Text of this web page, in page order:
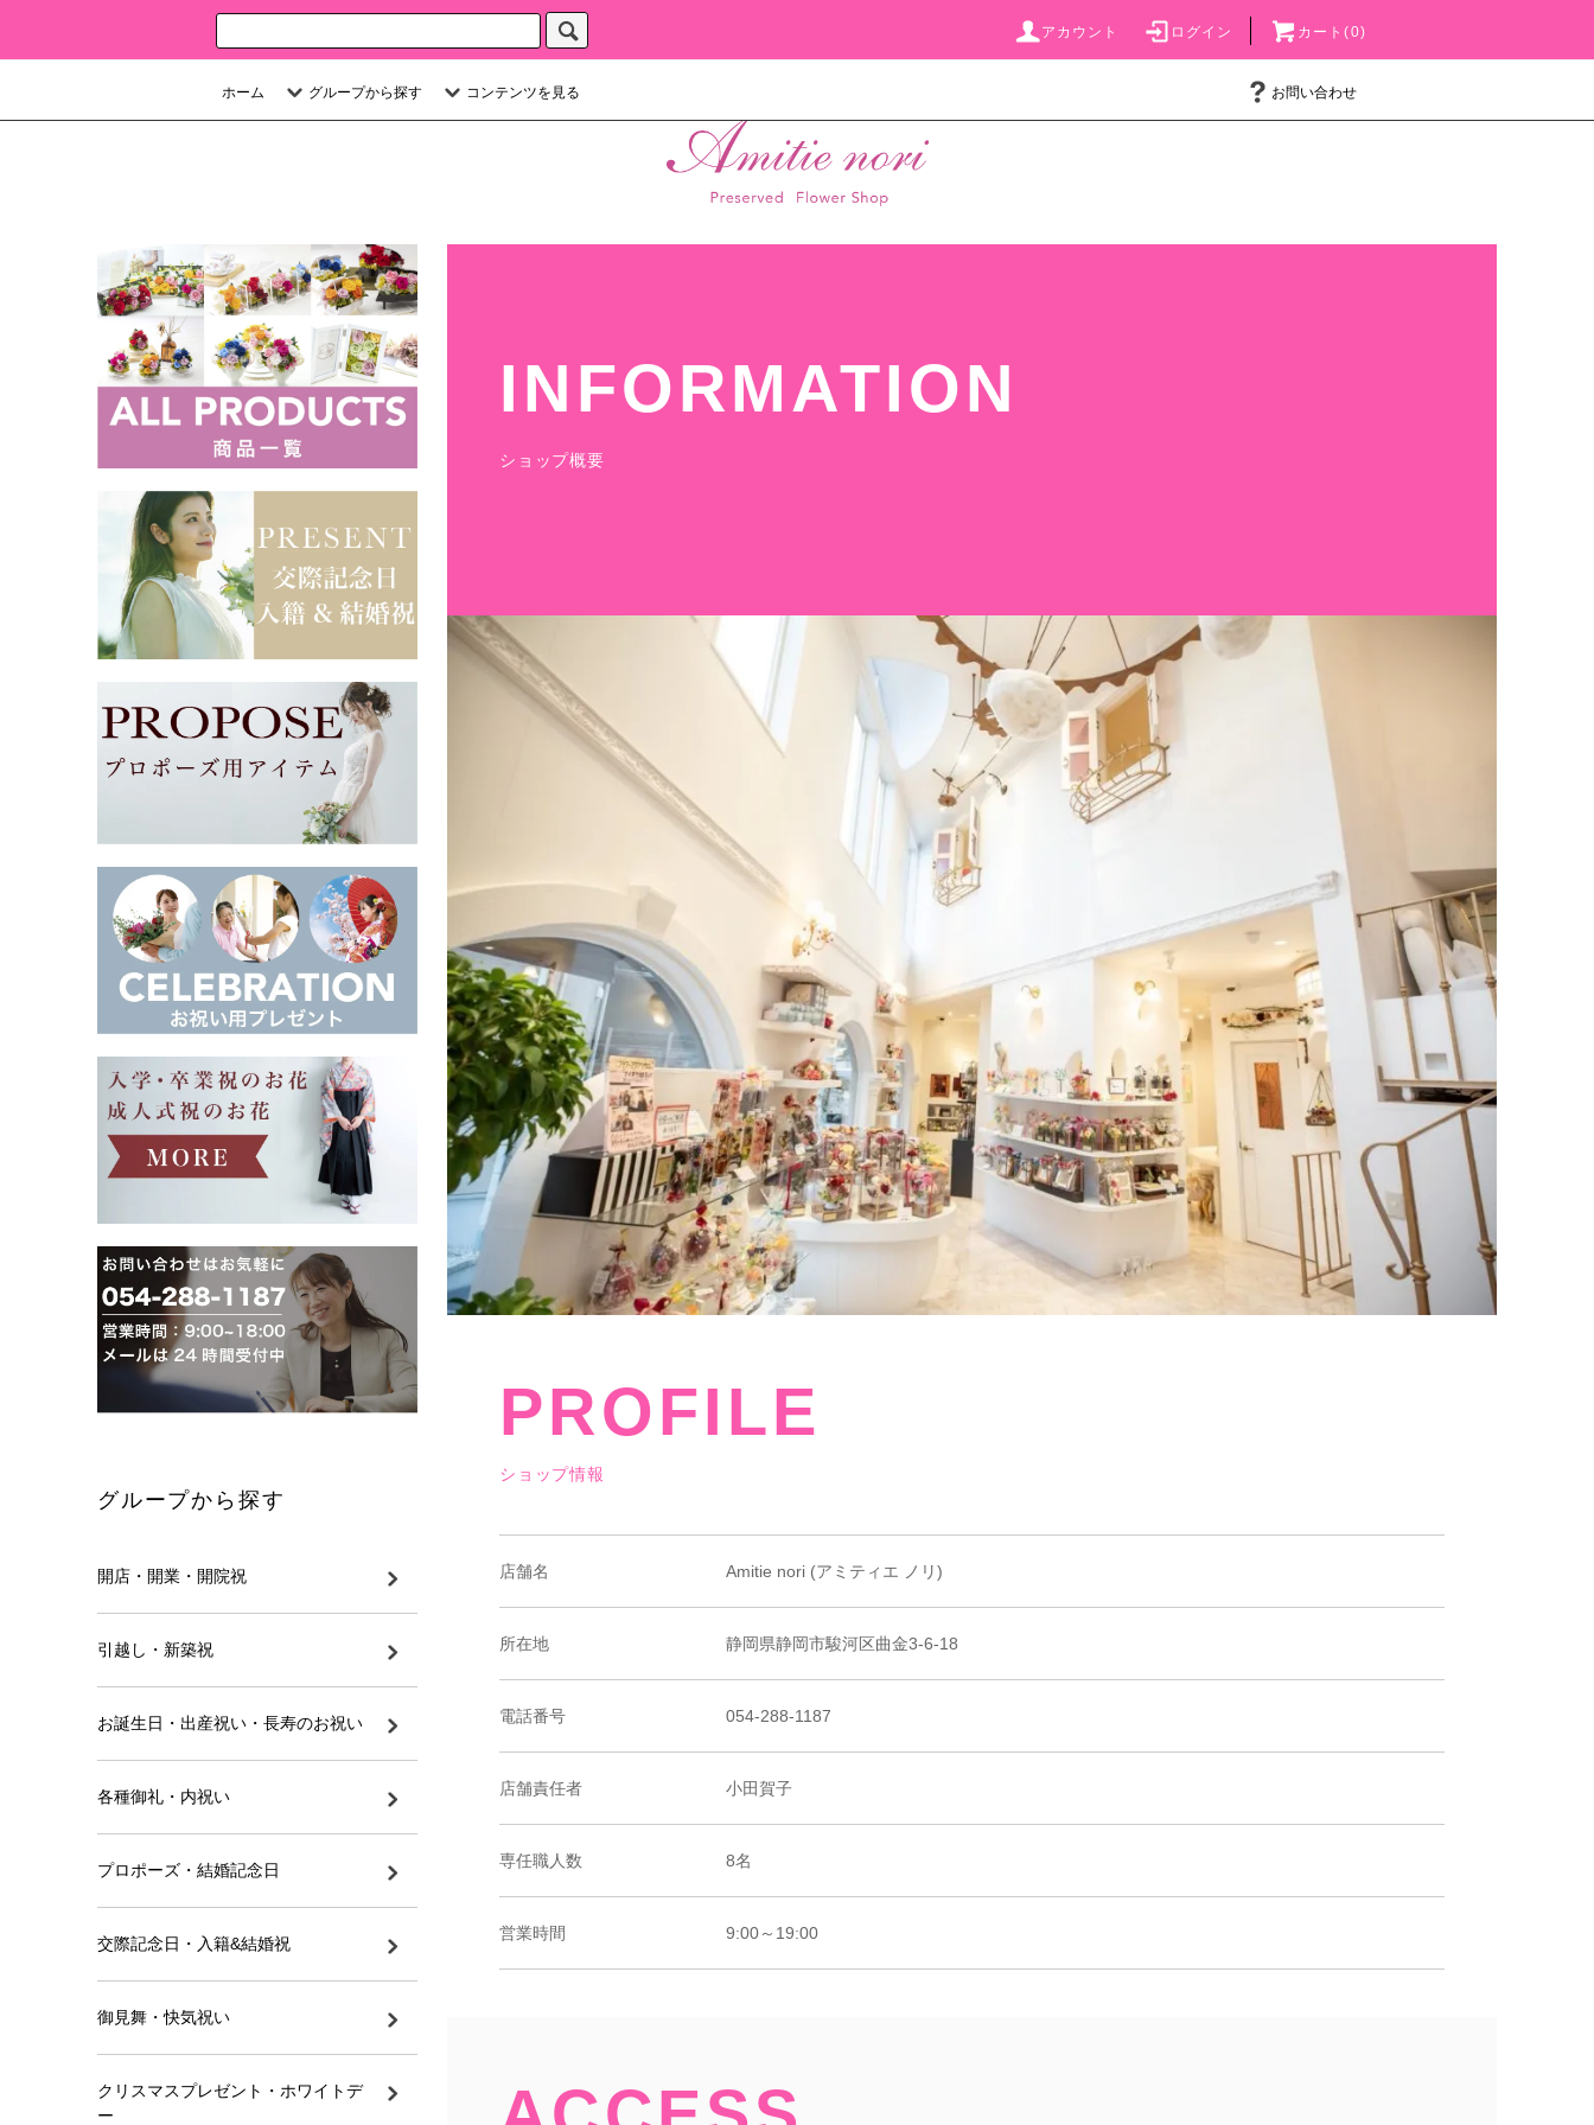
アカウント ログイン カート(0)
ホーム グループから探す コンテンツを見る お問い合わせ
INFORMATION
ショップ概要
PROFILE
ショップ情報
店舗名 Amitie nori (アミティエ ノリ)
所在地 静岡県静岡市駿河区曲金3-6-18
電話番号 054-288-1187
店舗責任者 小田賀子
専任職人数 8名
営業時間 9:00～19:00
グループから探す
開店・開業・開院祝
引越し・新築祝
お誕生日・出産祝い・長寿のお祝い
各種御礼・内祝い
プロポーズ・結婚記念日
交際記念日・入籍&結婚祝
御見舞・快気祝い
クリスマスプレゼント・ホワイトデ
ー